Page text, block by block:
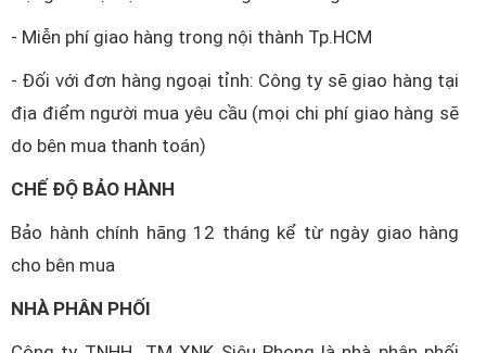
- Miễn phí giao hàng trong nội thành Tp.HCM
- Đối với đơn hàng ngoại tỉnh: Công ty sẽ giao hàng tại
địa điểm người mua yêu cầu (mọi chi phí giao hàng sẽ
do bên mua thanh toán)
CHẾ ĐỘ BẢO HÀNH
Bảo hành chính hãng 12 tháng kể từ ngày giao hàng
cho bên mua
NHÀ PHÂN PHỐI